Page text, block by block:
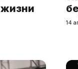
14